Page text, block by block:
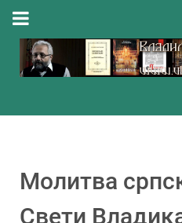
Молитва
Свети